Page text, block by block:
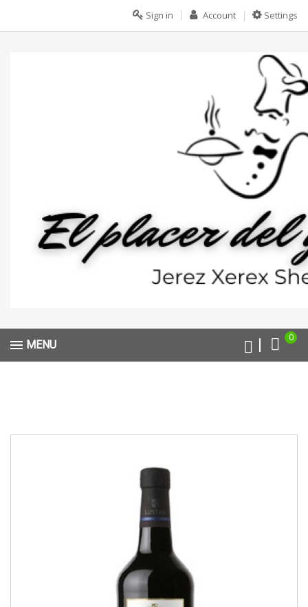
Settings
Account
Sign in
0
MENU